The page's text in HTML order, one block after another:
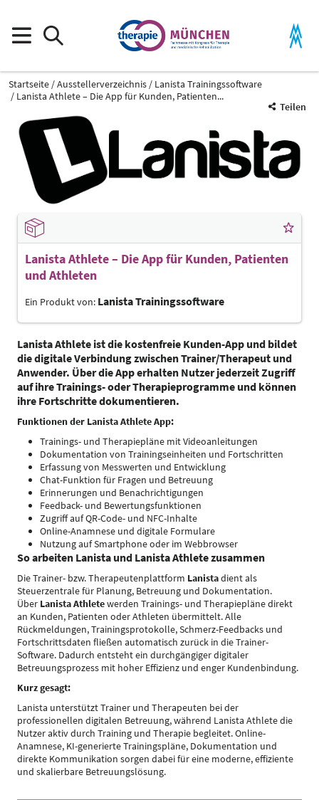
Startseite Ausstellerverzeichnis
Lanista Trainingssoftware
Lanista Athlete – Die App für Kunden, Patienten...
Teilen
Lanista Athlete – Die App für Kunden, Patienten
und Athleten
Ein Produkt von: Lanista Trainingssoftware
Lanista Athlete ist die kostenfreie Kunden-App und bildet
die digitale Verbindung zwischen Trainer/Therapeut und
Anwender. Über die App erhalten Nutzer jederzeit Zugriff
auf ihre Trainings- oder Therapieprogramme und können
ihre Fortschritte dokumentieren.
Funktionen der Lanista Athlete App:
Trainings- und Therapiepläne mit Videoanleitungen
Dokumentation von Trainingseinheiten und Fortschritten
Erfassung von Messwerten und Entwicklung
Chat-Funktion für Fragen und Betreuung
Erinnerungen und Benachrichtigungen
Feedback- und Bewertungsfunktionen
Zugriff auf QR-Code- und NFC-Inhalte
Online-Anamnese und digitale Formulare
Nutzung auf Smartphone oder im Webbrowser
So arbeiten Lanista und Lanista Athlete zusammen
Die Trainer- bzw. Therapeutenplattform Lanistadient als
Steuerzentrale für Planung, Betreuung und Dokumentation.
Über Lanista Athletewerden Trainings- und Therapiepläne direkt
an Kunden, Patienten oder Athleten übermittelt. Alle
Rückmeldungen, Trainingsprotokolle, Schmerz-Feedbacks und
Fortschrittsdaten fließen automatisch zurück in die Trainer-
Software. Dadurch entsteht ein durchgängiger digitaler
Betreuungsprozess mit hoher Effizienz und enger Kundenbindung.
Kurz gesagt:
Lanista unterstützt Trainer und Therapeuten bei der
professionellen digitalen Betreuung, während Lanista Athlete die
Nutzer aktiv durch Training und Therapie begleitet. Online-
Anamnese, KI-generierte Trainingspläne, Dokumentation und
direkte Kommunikation sorgen dabei für eine moderne, effiziente
und skalierbare Betreuungslösung.